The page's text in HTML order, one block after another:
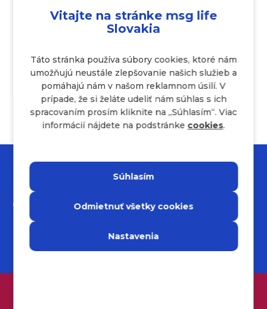
Mastermind v Jave:
nuly
Napíš nám, čo ťa
Vitajte na stránke msg life
Slovakia
Táto stránka používa súbory cookies, ktoré nám
umožňujú neustále zlepšovanie našich služieb a
pomáhajú nám v našom reklamnom úsilí. V
prípade, že si želáte udeliť nám súhlas s ich
spracovaním prosím kliknite na ,,Súhlasím“. Viac
informácií nájdete na podstránke cookies.
Súhlasím
Odmietnuť všetky cookies
Nastavenia